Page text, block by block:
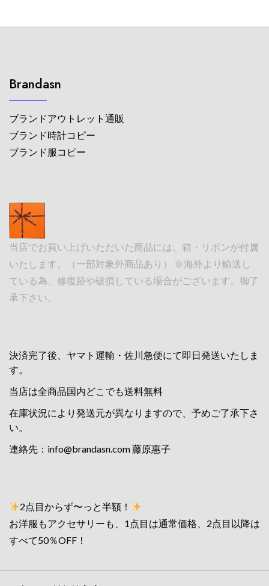
Brandasn
ブランドアウトレット通販
ブランド時計コピー
ブランド服コピー
当店でお買い上げいただいた商品には、箱・リボンが付属
いたします。（一部対象外商品あり） ※海外より輸送し
ている為、修復跡や破損している場合がございます。御了
承下さい。
決済完了後、ヤマト運輸・佐川急便にて即日発送いたしま
す。
当店は全商品国内どこでも送料無料
在庫状況により発送元が異なりますので、予めご了承下さ
い。
連絡先： info@brandasn.com藤原惠子
2点目からず〜っと半額！
お洋服もアクセサリーも、1点目は通常価格、2点目以降は
すべて50％OFF！